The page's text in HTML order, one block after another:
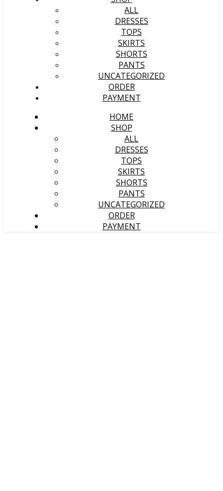
ALL
DRESSES
TOPS
SKIRTS
SHORTS
PANTS
UNCATEGORIZED
ORDER
PAYMENT
HOME
SHOP
ALL
DRESSES
TOPS
SKIRTS
SHORTS
PANTS
UNCATEGORIZED
ORDER
PAYMENT